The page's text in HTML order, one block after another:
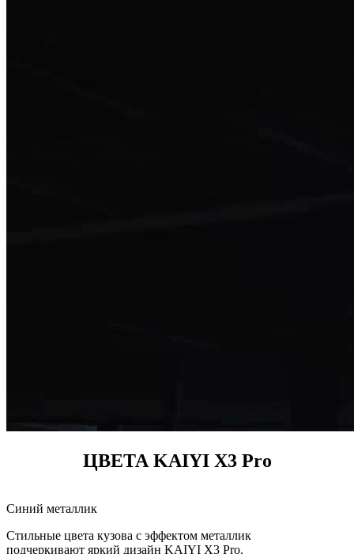
ЦВЕТА KAIYI X3 Pro
Синий металлик
Стильные цвета кузова с эффектом металлик
подчеркивают яркий дизайн KAIYI X3 Pro.